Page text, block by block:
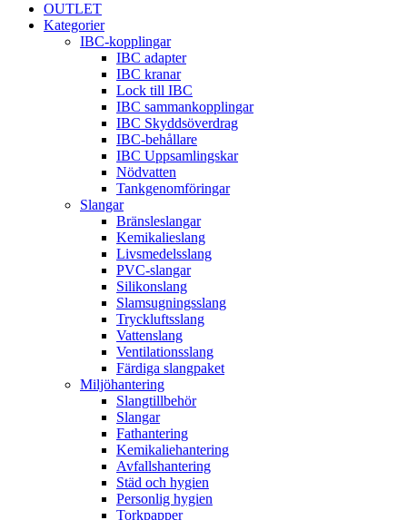
OUTLET
Kategorier
IBC-kopplingar
IBC adapter
IBC kranar
Lock till IBC
IBC sammankopplingar
IBC Skyddsöverdrag
IBC-behållare
IBC Uppsamlingskar
Nödvatten
Tankgenomföringar
Slangar
Bränsleslangar
Kemikalieslang
Livsmedelsslang
PVC-slangar
Silikonslang
Slamsugningsslang
Tryckluftsslang
Vattenslang
Ventilationsslang
Färdiga slangpaket
Miljöhantering
Slangtillbehör
Slangar
Fathantering
Kemikaliehantering
Avfallshantering
Städ och hygien
Personlig hygien
Torkpapper